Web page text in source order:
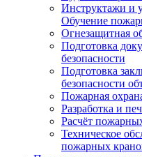
Инструктажи и
Обучение
Огнезащитная
Подготовка
безопасности
Подготовка
безопасности
Пожарная
Разработка и
Расчёт
Техническое
пожарных